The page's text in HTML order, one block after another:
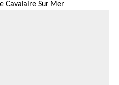
Cavalaire Sur Mer